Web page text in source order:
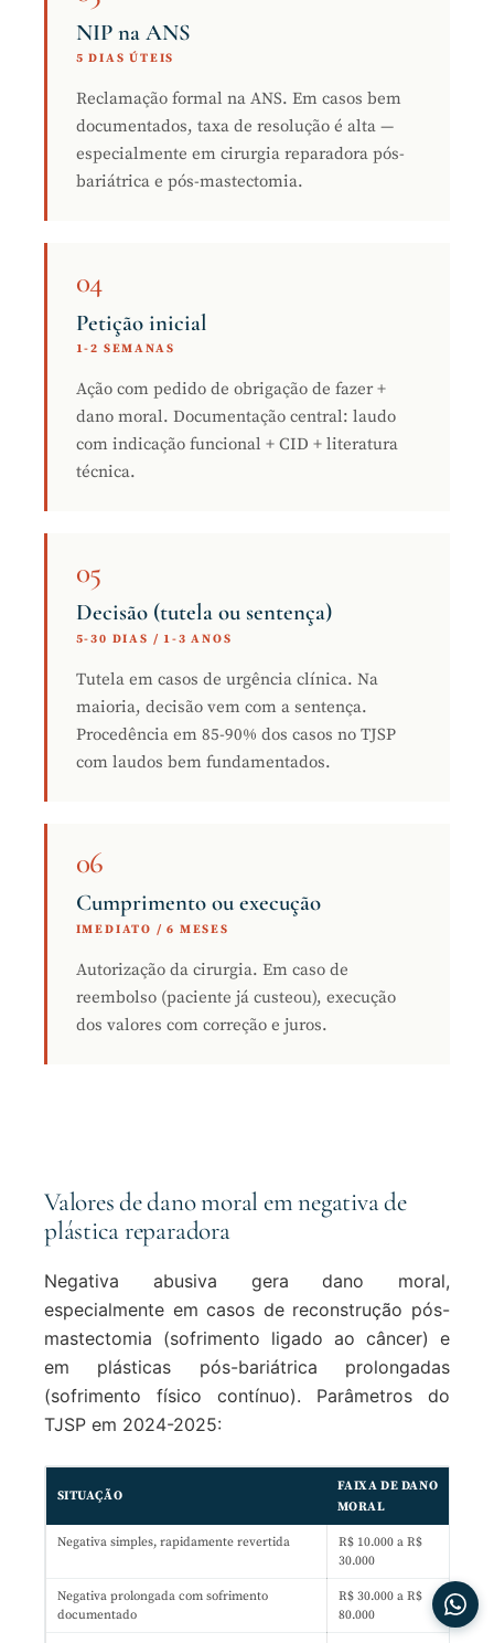
NIP na ANS
5 DIAS ÚTEIS
Reclamação formal na ANS. Em casos bem
documentados, taxa de resolução é alta —
especialmente em cirurgia reparadora pós-
bariátrica e pós-mastectomia.
04
Petição inicial
1-2 SEMANAS
Ação com pedido de obrigação de fazer +
dano moral. Documentação central: laudo
com indicação funcional + CID + literatura
técnica.
05
Decisão (tutela ou sentença)
5-30 DIAS / 1-3 ANOS
Tutela em casos de urgência clínica. Na
maioria, decisão vem com a sentença.
Procedência em 85-90% dos casos no TJSP
com laudos bem fundamentados.
06
Cumprimento ou execução
IMEDIATO / 6 MESES
Autorização da cirurgia. Em caso de
reembolso (paciente já custeou), execução
dos valores com correção e juros.
Valores de dano moral em negativa de
plástica reparadora
Negativa abusiva gera dano moral,
especialmente em casos de reconstrução pós-
mastectomia (sofrimento ligado ao câncer) e
em plásticas pós-bariátrica prolongadas
(sofrimento físico contínuo). Parâmetros do
TJSP em 2024-2025:
SITUAÇÃO
FAIXA DE DANO
MORAL
Negativa simples, rapidamente revertida
R$ 10.000 a R$
30.000
Negativa prolongada com sofrimento
documentado
R$ 30.000 a R$
80.000